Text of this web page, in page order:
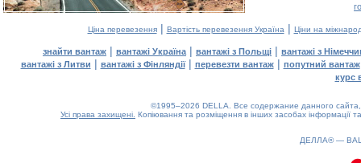
Ціна перевезення| Вартість перевезення Україна | Ціни на
знайти вантаж | вантажі Україна | вантажі з Польщі | вантажі з
вантажі з Литви | вантажі з Фінляндії| перевезти вантаж| попутний вантаж
курс
©1995–2026 DELLA. Все содержание данного
Усі права захищені. Копіювання та розміщення в інших засобах інформації
ДЕЛЛА® —